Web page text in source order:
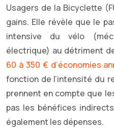
Usagers de la Bicyclette
gains. Elle révèle que le
intensive du vélo
électrique) au détriment
60 à 350 € d’économies
fonction de l’intensité du
prennent en compte que
pas les bénéfices
également les dépenses.